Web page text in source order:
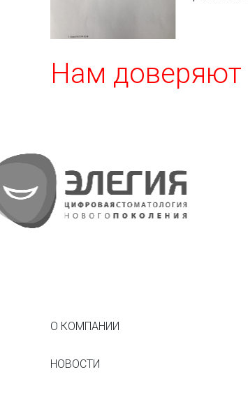
Нам доверяют
О КОМПАНИИ
НОВОСТИ